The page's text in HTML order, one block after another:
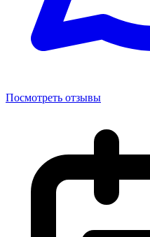
Посмотреть отзывы